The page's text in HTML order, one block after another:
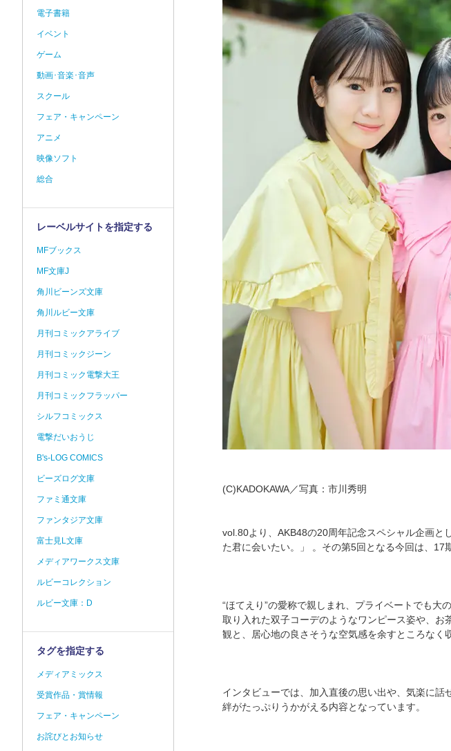
(C)KADOKAWA／写真：市川秀明
vol.80より、AKB48の20周年記念スペシャル企画と
た君に会いたい。」 。その第5回となる今回は、17
“ほてえり”の愛称で親しまれ、プライベートでも
取り入れた双子コーデのようなワンピース姿や、
観と、居心地の良さそうな空気感を余すところなく
インタビューでは、加入直後の思い出や、気楽に
絆がたっぷりうかがえる内容となっています。
電子書籍
イベント
ゲーム
動画･音楽･音声
スクール
フェア・キャンペーン
アニメ
映像ソフト
総合
レーベルサイトを指定する
MFブックス
MF文庫J
角川ビーンズ文庫
角川ルビー文庫
月刊コミックアライブ
月刊コミックジーン
月刊コミック電撃大王
月刊コミックフラッパー
シルフコミックス
電撃だいおうじ
B's-LOG COMICS
ビーズログ文庫
ファミ通文庫
ファンタジア文庫
富士見L文庫
メディアワークス文庫
ルビーコレクション
ルビー文庫：D
タグを指定する
メディアミックス
受賞作品・賞情報
フェア・キャンペーン
お詫びとお知らせ